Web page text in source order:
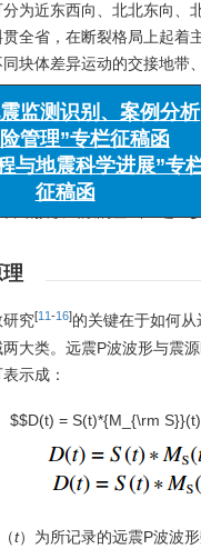
为近东西向、北北东向、
全省，在断裂格局上起着
块体差异运动的交接地带
由于其特殊的地理位置以
富的研究成果 [4-6]，其中利
在地区地壳厚度和速度比方面
台站接收函数的基础上进一
研究[11-16]的关键在于如何
大类。远震P波波形与震
示成：
$$D(t) = S(t)*{M_{\rm
（t）为所记录的远震P波波形
“诱发地震监测识别、
与风险管理”专栏
“海洋工程与地震科学